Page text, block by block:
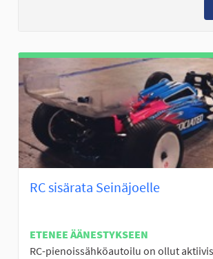
RC sisärata Seinäjoelle
ETENEE ÄÄNESTYKSEEN
RC-pienoissähköautoilu on ollut